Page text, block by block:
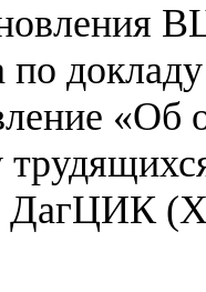
по
«Об
ДагЦИК